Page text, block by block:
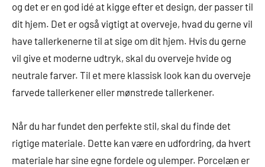
og det er en god idé at kigge efter et design, der passer til
dit hjem. Det er også vigtigt at overveje, hvad du gerne vil
have tallerkenerne til at sige om dit hjem. Hvis du gerne
vil give et moderne udtryk, skal du overveje hvide og
neutrale farver. Til et mere klassisk look kan du overveje
farvede tallerkener eller mønstrede tallerkener.
Når du har fundet den perfekte stil, skal du finde det
rigtige materiale. Dette kan være en udfordring, da hvert
materiale har sine egne fordele og ulemper. Porcelæn er